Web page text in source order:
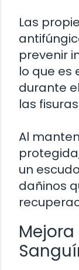
Las
prevenir
lo que
durante
las
Al
un
dañinos